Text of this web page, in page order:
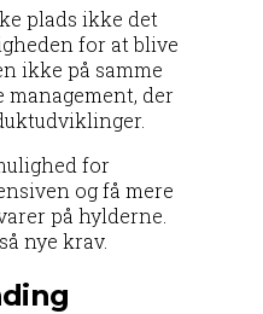
plads ikke det
for at blive
ikke på samme
management, der
for
og få mere
på hylderne.
nye krav.